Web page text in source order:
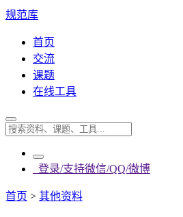
规范库
首页
交流
课题
在线工具
登录/支持微信/QQ/微博
首页 > 其他资料